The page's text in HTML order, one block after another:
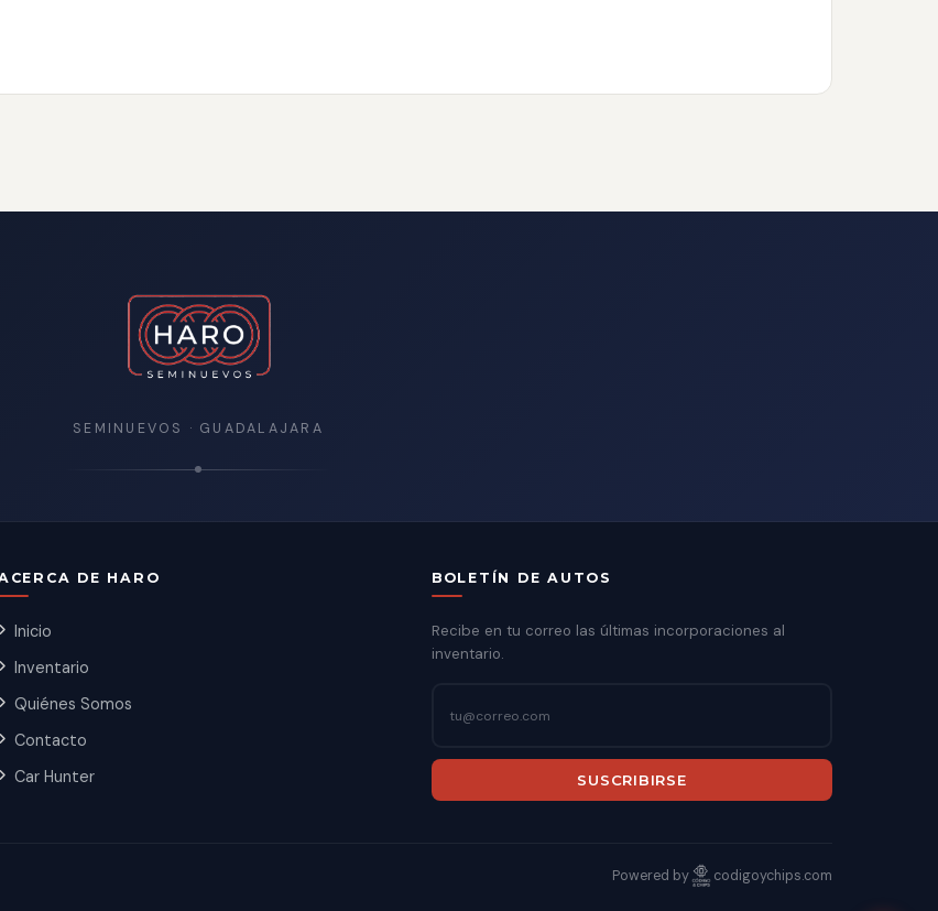
SEMINUEVOS · GUADALAJARA
DE HARO
Inicio
Inventario
Quiénes Somos
Contacto
Car Hunter
BOLETÍN DE AUTOS
Recibe en tu correo las últimas incorporaciones al
inventario.
SUSCRIBIRSE
Powered by codigoychips.com